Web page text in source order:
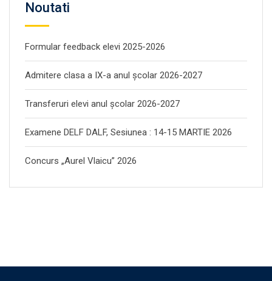
Noutati
Formular feedback elevi 2025-2026
Admitere clasa a IX-a anul școlar 2026-2027
Transferuri elevi anul școlar 2026-2027
Examene DELF DALF, Sesiunea : 14-15 MARTIE 2026
Concurs „Aurel Vlaicu” 2026